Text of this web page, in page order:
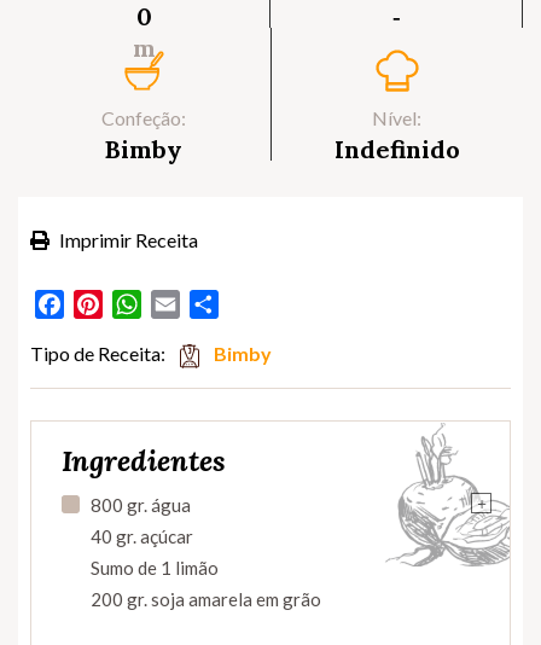
0
m
‐
Confeção:
Bimby
Nível:
Indefinido
Imprimir Receita
FacebookPinterestWhatsApp
Email
Tipo de Receita: Bimby
Ingredientes
+
800 gr. água
40 gr. açúcar
Sumo de 1 limão
200 gr. soja amarela em grão